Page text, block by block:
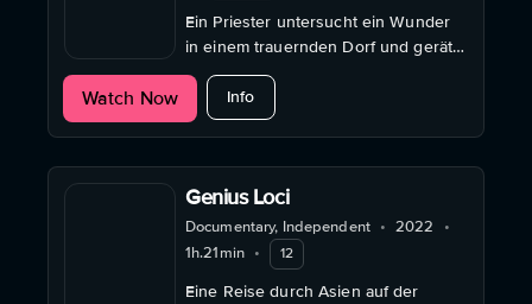
Ein Priester untersucht ein Wunder
in einem trauernden Dorf und gerät
dabei an die Grenzen seines
Glaubens, seiner Vernunft und seiner
Rolle.
Watch Now Infoabout Der Mann aus Rom
Genius Loci
Documentary, Independent • 2022
•
1h.21min • 12
Eine Reise durch Asien auf der